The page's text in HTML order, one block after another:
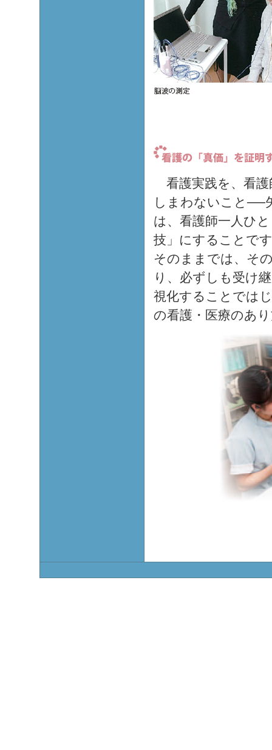
看護実践を、看護
しまわないこと──
は、看護師一人ひ
技」にすることで
そのままでは、そ
り、必ずしも受け
視化することでは
の看護・医療のあ